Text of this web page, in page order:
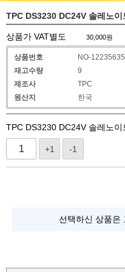
TPC DS3230 DC24V 솔레노
상품가 VAT별도 30,000원
상품번호
NO-12235635
재고수량
9
제조사
TPC
원산지
한국
TPC DS3230 DC24V 솔레노
+1 -1
선택하신 상품은